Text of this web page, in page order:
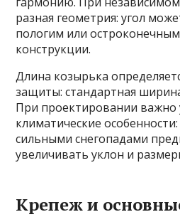
разная геометрия: угол
пологим или
конструкции.
Длина козырька
защиты: стандартная
При проектировании важно
климатические
сильными снегопадами
увеличивать уклон и
Крепеж и